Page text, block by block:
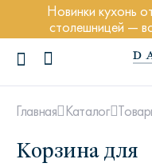
Новинки кухонь
столешницей —
Главная Каталог
Корзина для